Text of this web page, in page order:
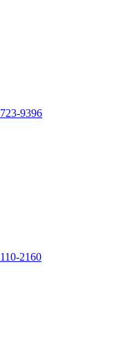
9396
2160